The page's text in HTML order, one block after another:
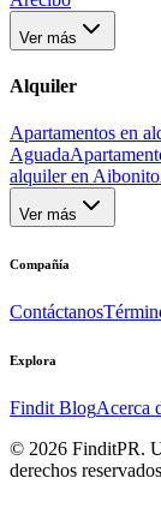
Ver más
Alquiler
Apartamentos en
Aguada
alquiler en Aibonito
Ver más
Compañía
Contáctanos
Explora
Findit BlogAcerca
© 2026 FinditPR.
derechos